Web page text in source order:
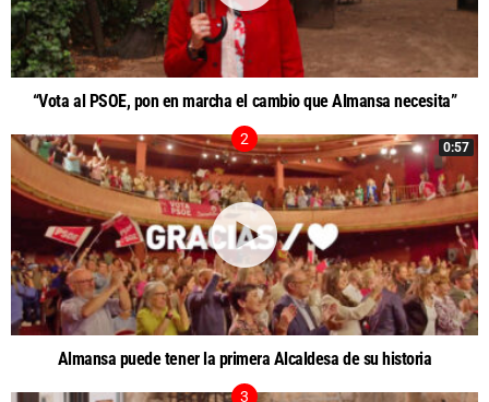
“Vota al PSOE, pon en marcha el cambio que Almansa necesita”
0:57
Almansa puede tener la primera Alcaldesa de su historia